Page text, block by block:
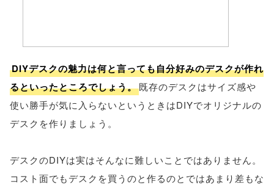
DIYデスクの魅力は何と言っても自分好みのデスクが作れ
るといったところでしょう。既存のデスクはサイズ感や
使い勝手が気に入らないというときはDIYでオリジナルの
デスクを作りましょう。
デスクのDIYは実はそんなに難しいことではありません。
コスト面でもデスクを買うのと作るのとではあまり差もな